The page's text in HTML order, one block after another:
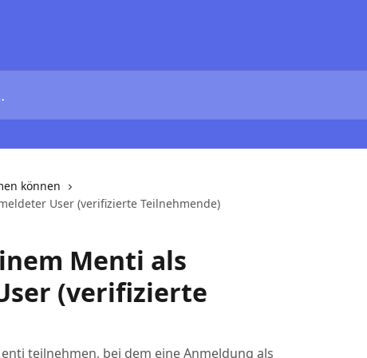
können
User (verifizierte Teilnehmende)
Menti als
(verifizierte
teilnehmen, bei dem eine Anmeldung als